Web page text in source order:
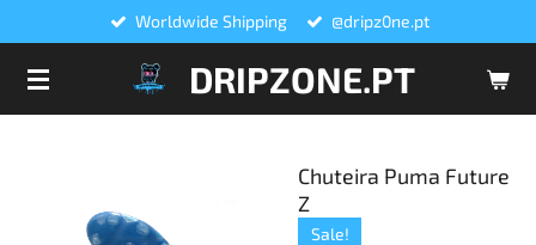
DRIPZONE.PT
Worldwide Shipping @dripz0ne.pt
Chuteira Puma Future
Z
Sale!